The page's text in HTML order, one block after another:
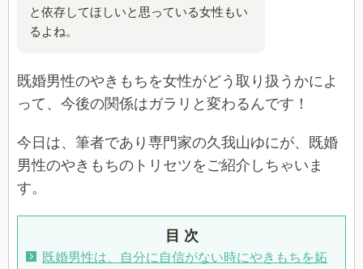
と依存してほしいと思っている女性もい
るよね。
既婚男性のやきもちを女性がどう取り扱うかによ
って、今後の関係はガラリと変わるんです！
今日は、筆者であり専門家の久我山ゆにが、既婚
男性のやきもちのトリセツをご紹介しちゃいま
す。
目 次
既婚男性は、自分に自信がない時にやきもちを妬